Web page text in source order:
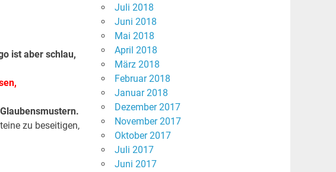
ist aber schlau,
zu beseitigen,
Juli 2018
Juni 2018
Mai 2018
April 2018
März 2018
Februar 2018
Januar 2018
Dezember 2017
November 2017
Oktober 2017
Juli 2017
Juni 2017